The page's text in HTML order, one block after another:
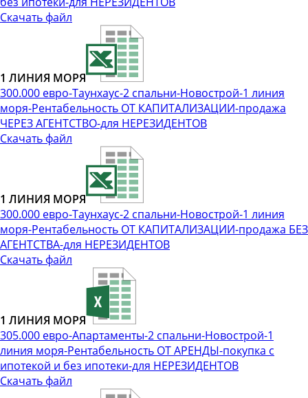
Скачать файл
1 ЛИНИЯ МОРЯ
300.000 евро-Таунхаус-2 спальни-Новострой-1 линия
моря-Рентабельность ОТ КАПИТАЛИЗАЦИИ-продажа
ЧЕРЕЗ АГЕНТСТВО-для НЕРЕЗИДЕНТОВ
Скачать файл
1 ЛИНИЯ МОРЯ
300.000 евро-Таунхаус-2 спальни-Новострой-1 линия
моря-Рентабельность ОТ КАПИТАЛИЗАЦИИ-продажа БЕЗ
АГЕНТСТВА-для НЕРЕЗИДЕНТОВ
Скачать файл
1 ЛИНИЯ МОРЯ
305.000 евро-Апартаменты-2 спальни-Новострой-1
линия моря-Рентабельность ОТ АРЕНДЫ-покупка с
ипотекой и без ипотеки-для НЕРЕЗИДЕНТОВ
Скачать файл